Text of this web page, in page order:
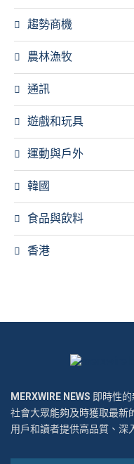
趨勢商機
農林漁牧
通訊
遊戲和玩具
運動與戶外
韓國
食品與飲料
香港
MERXWIRE NEWS 即時性
社會大眾能夠及時獲取最新
用戶和讀者提供高品質、深